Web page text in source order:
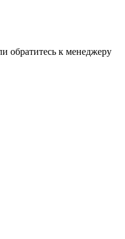
обратитесь к менеджеру